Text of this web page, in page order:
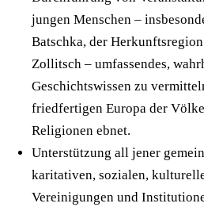
jungen Menschen –
Batschka, der
Zollitsch – umfassendes,
Geschichtswissen zu
friedfertigen Europa der
Religionen ebnet.
Unterstützung all jener
karitativen, sozialen,
Vereinigungen und